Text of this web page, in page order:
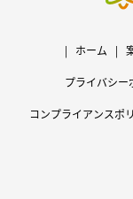
ホーム
プライバシー
コンプライアンスポ